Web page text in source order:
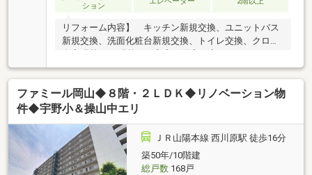
ション
リフォーム内容】 キッチン新規交換、ユニットバス
新規交換、洗面化粧台新規交換、トイレ交換、クロス
ーニング他7月2日、室内内装工事完了！室内見学可能
です！二面バルコニーで陽当たり良好です！ご家族と
会話を楽しみながらお料理が出来る対面キッチン・
広々LDK約20帖！♪水回り動線がとても使いやすいで
バス停【朝日高前】徒歩約2分！
ファミール岡山◆８階・２ＬＤＫ◆リノベーション物
件◆宇野小＆操山中エリ
ＪＲ山陽本線 西川原駅 徒歩16分
築50年/10階建
総戸数168戸